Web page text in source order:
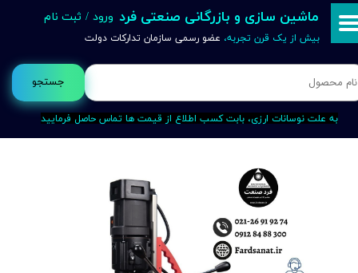
جستجو
ماشین سازی و بازرگانی صنعتی فرد
بیش از یک قرن تجربه، عضو رسمی سازمان تدارکات دولت
ورود / ثبت نام
خروج از حساب کاربری
به علت نوسانات ارزی، بابت کسب اطلاع از قیمت ها تماس حاصل فرمایید